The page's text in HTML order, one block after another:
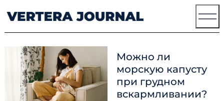
Можно ли
морскую капусту
при грудном
вскармливании?